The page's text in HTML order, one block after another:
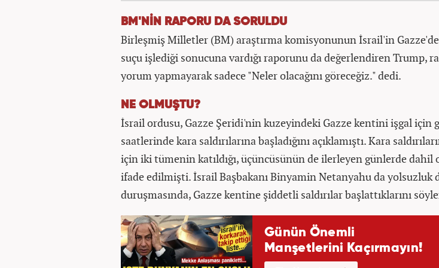
BM'NİN RAPORU DA SORULDU
Birleşmiş Milletler (BM) araştırma komisyonunun İsrail'in Gazze'de
suçu işlediği sonucuna vardığı raporunu da değerlendiren Trump,
yorum yapmayarak sadece "Neler olacağını göreceğiz." dedi.
NE OLMUŞTU?
İsrail ordusu, Gazze Şeridi'nin kuzeyindeki Gazze kentini işgal için
saatlerinde kara saldırılarına başladığını açıklamıştı. Kara
için iki tümenin katıldığı, üçüncüsünün de ilerleyen günlerde dahil
ifade edilmişti. İsrail Başbakanı Binyamin Netanyahu da yolsuzluk
duruşmasında, Gazze kentine şiddetli saldırılar başlattıklarını